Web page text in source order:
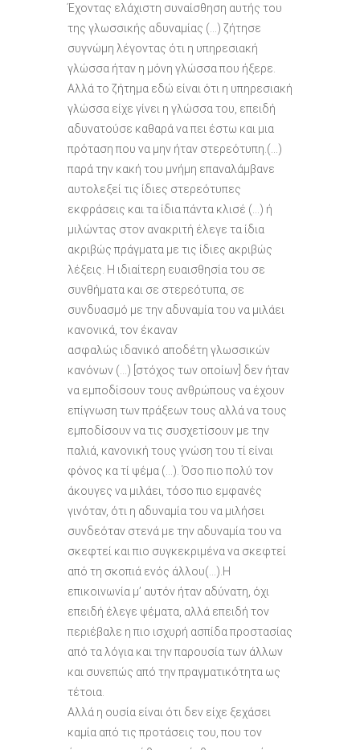
Έχοντας ελάχιστη συναίσθηση αυτής του
της γλωσσικής αδυναμίας (…) ζήτησε
συγνώμη λέγοντας ότι η υπηρεσιακή
γλώσσα ήταν η μόνη γλώσσα που ήξερε.
Αλλά το ζήτημα εδώ είναι ότι η υπηρεσιακή
γλώσσα είχε γίνει η γλώσσα του, επειδή
αδυνατούσε καθαρά να πει έστω και μια
πρόταση που να μην ήταν στερεότυπη.(…)
παρά την κακή του μνήμη επαναλάμβανε
αυτολεξεί τις ίδιες στερεότυπες
εκφράσεις και τα ίδια πάντα κλισέ (…) ή
μιλώντας στον ανακριτή έλεγε τα ίδια
ακριβώς πράγματα με τις ίδιες ακριβώς
λέξεις. Η ιδιαίτερη ευαισθησία του σε
συνθήματα και σε στερεότυπα, σε
συνδυασμό με την αδυναμία του να μιλάει
κανονικά, τον έκαναν
ασφαλώς ιδανικό αποδέτη γλωσσικών
κανόνων (…) [στόχος των οποίων] δεν ήταν
να εμποδίσουν τους ανθρώπους να έχουν
επίγνωση των πράξεων τους αλλά να τους
εμποδίσουν να τις συσχετίσουν με την
παλιά, κανονική τους γνώση του τί είναι
φόνος κα τί ψέμα (…). Όσο πιο πολύ τον
άκουγες να μιλάει, τόσο πιο εμφανές
γινόταν, ότι η αδυναμία του να μιλήσει
συνδεόταν στενά με την αδυναμία του να
σκεφτεί και πιο συγκεκριμένα να σκεφτεί
από τη σκοπιά ενός άλλου(…).Η
επικοινωνία μ’ αυτόν ήταν αδύνατη, όχι
επειδή έλεγε ψέματα, αλλά επειδή τον
περιέβαλε η πιο ισχυρή ασπίδα προστασίας
από τα λόγια και την παρουσία των άλλων
και συνεπώς από την πραγματικότητα ως
τέτοια.
Αλλά η ουσία είναι ότι δεν είχε ξεχάσει
καμία από τις προτάσεις του, που τον